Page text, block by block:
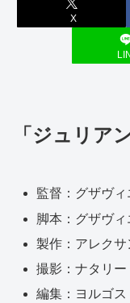
X
「ジュリア
監督：グザヴ
脚本：グザヴ
製作：アレクサ
撮影：ナタリー
編集：ヨルゴス